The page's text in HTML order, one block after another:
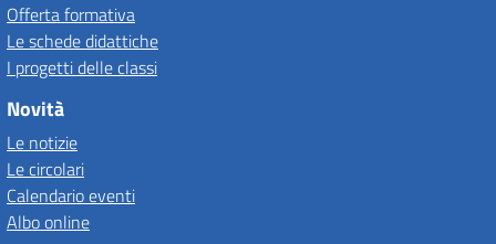
Offerta formativa
Le schede didattiche
I progetti delle classi
Novità
Le notizie
Le circolari
Calendario eventi
Albo online